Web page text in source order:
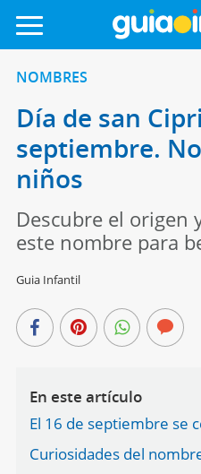
NOMBRES
Día de san
septiembre.
niños
Descubre el origen
este nombre para
Guia Infantil
En este artículo
El 16 de septiembre se
Curiosidades del